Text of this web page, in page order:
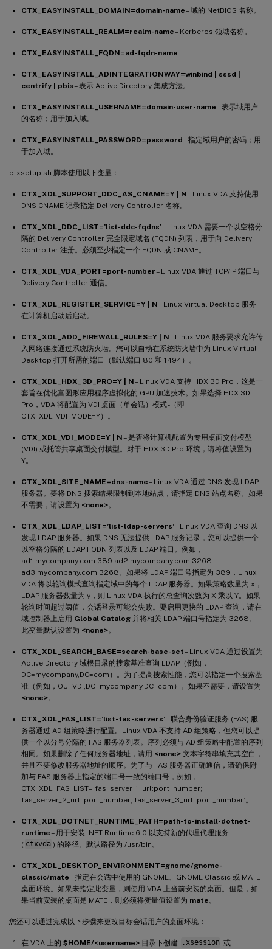
CTX_EASYINSTALL_DOMAIN=domain-name– 域的 NetBIOS 名称。
CTX_EASYINSTALL_REALM=realm-name– Kerberos 领域名称。
CTX_EASYINSTALL_FQDN=ad-fqdn-name
CTX_EASYINSTALL_ADINTEGRATIONWAY=winbind | sssd |
centrify | pbis– 表示 Active Directory 集成方法。
CTX_EASYINSTALL_USERNAME=domain-user-name– 表示域用户
的名称；用于加入域。
CTX_EASYINSTALL_PASSWORD=password– 指定域用户的密码；用
于加入域。
ctxsetup.sh 脚本使用以下变量：
CTX_XDL_SUPPORT_DDC_AS_CNAME=Y | N– Linux VDA 支持使用
DNS CNAME 记录指定 Delivery Controller 名称。
CTX_XDL_DDC_LIST=’list-ddc-fqdns’– Linux VDA 需要一个以空格分
隔的 Delivery Controller 完全限定域名 (FQDN) 列表，用于向 Delivery
Controller 注册。必须至少指定一个 FQDN 或 CNAME。
CTX_XDL_VDA_PORT=port-number– Linux VDA 通过 TCP/IP 端口与
Delivery Controller 通信。
CTX_XDL_REGISTER_SERVICE=Y | N– Linux Virtual Desktop 服务
在计算机启动后启动。
CTX_XDL_ADD_FIREWALL_RULES=Y | N– Linux VDA 服务要求允许传
入网络连接通过系统防火墙。您可以自动在系统防火墙中为 Linux Virtual
Desktop 打开所需的端口（默认端口 80 和 1494）。
CTX_XDL_HDX_3D_PRO=Y | N– Linux VDA 支持 HDX 3D Pro，这是一
套旨在优化富图形应用程序虚拟化的 GPU 加速技术。如果选择 HDX 3D
Pro，VDA 将配置为 VDI 桌面（单会话）模式 -（即
CTX_XDL_VDI_MODE=Y）。
CTX_XDL_VDI_MODE=Y | N– 是否将计算机配置为专用桌面交付模型
(VDI) 或托管共享桌面交付模型。对于 HDX 3D Pro 环境，请将值设置为
Y。
CTX_XDL_SITE_NAME=dns-name– Linux VDA 通过 DNS 发现 LDAP
服务器。要将 DNS 搜索结果限制到本地站点，请指定 DNS 站点名称。如果
不需要，请设置为 <none>。
CTX_XDL_LDAP_LIST=’list-ldap-servers’– Linux VDA 查询 DNS 以
发现 LDAP 服务器。如果 DNS 无法提供 LDAP 服务记录，您可以提供一个
以空格分隔的 LDAP FQDN 列表以及 LDAP 端口。例如，
ad1.mycompany.com:389 ad2.mycompany.com:3268
ad3.mycompany.com:3268。如果将 LDAP 端口号指定为 389，Linux
VDA 将以轮询模式查询指定域中的每个 LDAP 服务器。如果策略数量为 x，
LDAP 服务器数量为 y，则 Linux VDA 执行的总查询次数为 X 乘以 Y。如果
轮询时间超过阈值，会话登录可能会失败。要启用更快的 LDAP 查询，请在
域控制器上启用 Global Catalog 并将相关 LDAP 端口号指定为 3268。
此变量默认设置为 <none>。
CTX_XDL_SEARCH_BASE=search-base-set– Linux VDA 通过设置为
Active Directory 域根目录的搜索基准查询 LDAP（例如，
DC=mycompany,DC=com）。为了提高搜索性能，您可以指定一个搜索基
准（例如，OU=VDI,DC=mycompany,DC=com）。如果不需要，请设置为
<none>。
CTX_XDL_FAS_LIST=’list-fas-servers’– 联合身份验证服务 (FAS) 服
务器通过 AD 组策略进行配置。Linux VDA 不支持 AD 组策略，但您可以提
供一个以分号分隔的 FAS 服务器列表。序列必须与 AD 组策略中配置的序列
相同。如果删除了任何服务器地址，请用 <none> 文本字符串填充其空白，
并且不要修改服务器地址的顺序。为了与 FAS 服务器正确通信，请确保附
加与 FAS 服务器上指定的端口号一致的端口号，例如，
CTX_XDL_FAS_LIST=’fas_server_1_url:port_number;
fas_server_2_url: port_number; fas_server_3_url: port_number’。
CTX_XDL_DOTNET_RUNTIME_PATH=path-to-install-dotnet-
runtime– 用于安装 .NET Runtime 6.0 以支持新的代理代理服务
( ctxvda ) 的路径。默认路径为 /usr/bin。
CTX_XDL_DESKTOP_ENVIRONMENT=gnome/gnome-
classic/mate– 指定在会话中使用的 GNOME、GNOME Classic 或 MATE
桌面环境。如果未指定此变量，则使用 VDA 上当前安装的桌面。但是，如
果当前安装的桌面是 MATE，则必须将变量值设置为 mate 。
您还可以通过完成以下步骤来更改目标会话用户的桌面环境：
在 VDA 上的 $HOME/<username> 目录下创建 .xsession 或